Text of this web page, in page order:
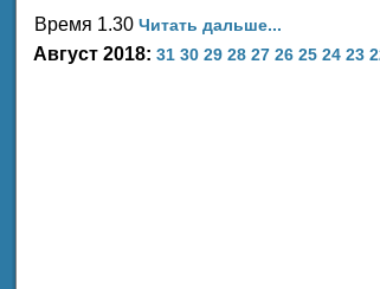
Время 1.30 Читать дальше...
Август 2018: 31 30 29 28 27 26 25 24 23